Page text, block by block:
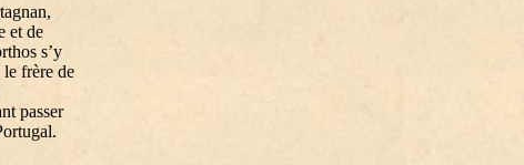
et de
s’y
le frère de
passer